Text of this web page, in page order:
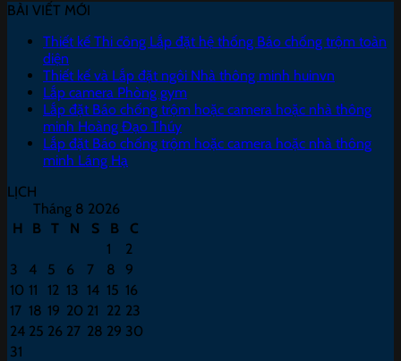
BÀI VIẾT MỚI
Thiết kế Thi công Lắp đặt hệ thống Báo chống trộm toàn
diện
Thiết kế và Lắp đặt ngôi Nhà thông minh huinvn
Lắp camera Phòng gym
Lắp đặt Báo chống trộm hoặc camera hoặc nhà thông
minh Hoàng Đạo Thúy
Lắp đặt Báo chống trộm hoặc camera hoặc nhà thông
minh Láng Hạ
LỊCH
Tháng 8 2026
H
B T N S B
C
1
2
3
4 5 6 7 8
9
10 11 12 13 14 15 16
17 18 19 20 21 22 23
24 25 26 27 28 29 30
31